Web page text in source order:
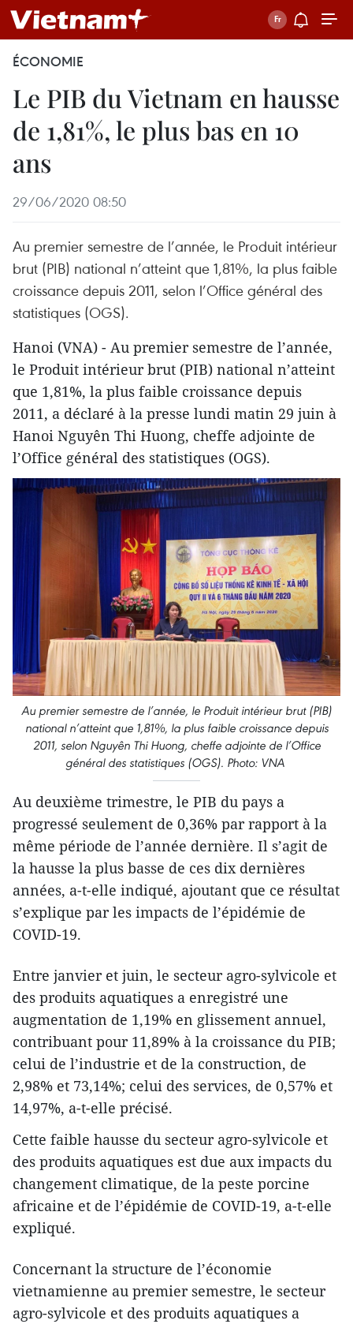
ÉCONOMIE
Le PIB du Vietnam en hausse
de 1,81%, le plus bas en 10
ans
29/06/2020 08:50
Au premier semestre de l’année, le Produit intérieur
brut (PIB) national n’atteint que 1,81%, la plus faible
croissance depuis 2011, selon l’Office général des
statistiques (OGS).
Hanoi (VNA) - Au premier semestre de l’année,
le Produit intérieur brut (PIB) national n’atteint
que 1,81%, la plus faible croissance depuis
2011, a déclaré à la presse lundi matin 29 juin à
Hanoi Nguyên Thi Huong, cheffe adjointe de
l’Office général des statistiques (OGS).
Au premier semestre de l’année, le Produit intérieur brut (PIB)
national n’atteint que 1,81%, la plus faible croissance depuis
2011, selon Nguyên Thi Huong, cheffe adjointe de l’Office
général des statistiques (OGS). Photo: VNA
Au deuxième trimestre, le PIB du pays a
progressé seulement de 0,36% par rapport à la
même période de l’année dernière. Il s’agit de
la hausse la plus basse de ces dix dernières
années, a-t-elle indiqué, ajoutant que ce résultat
s’explique par les impacts de l’épidémie de
COVID-19.
Entre janvier et juin, le secteur agro-sylvicole et
des produits aquatiques a enregistré une
augmentation de 1,19% en glissement annuel,
contribuant pour 11,89% à la croissance du PIB;
celui de l’industrie et de la construction, de
2,98% et 73,14%; celui des services, de 0,57% et
14,97%, a-t-elle précisé.
Cette faible hausse du secteur agro-sylvicole et
des produits aquatiques est due aux impacts du
changement climatique, de la peste porcine
africaine et de l’épidémie de COVID-19, a-t-elle
expliqué.
Concernant la structure de l’économie
vietnamienne au premier semestre, le secteur
agro-sylvicole et des produits aquatiques a